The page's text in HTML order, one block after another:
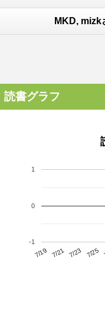
MKD, mizk
読書グラフ
7/19 7/21 7/23 7/25
-1
0
1